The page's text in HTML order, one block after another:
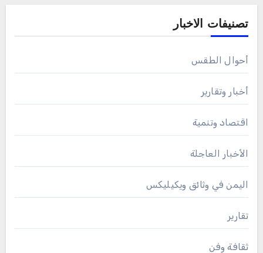
تصنيفات الاخبار
أحوال الطقس
أخبار وتقارير
اقتصاد وتنمية
الأخبار العاجلة
اليمن في وثائق ويكيليكس
تقارير
ثقافة وفن